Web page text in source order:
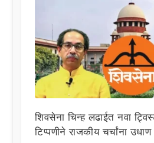
शिवसेना चिन्ह लढाईत नवा
टिप्पणीने राजकीय चर्चांना उधाण